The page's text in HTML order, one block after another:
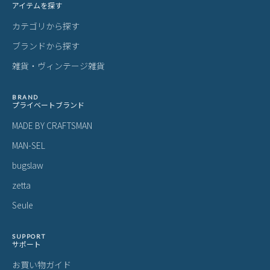
アイテムを探す
カテゴリから探す
ブランドから探す
雑貨・ヴィンテージ雑貨
BRAND
プライベートブランド
MADE BY CRAFTSMAN
MAN-SEL
bugslaw
zetta
Seule
SUPPORT
サポート
お買い物ガイド